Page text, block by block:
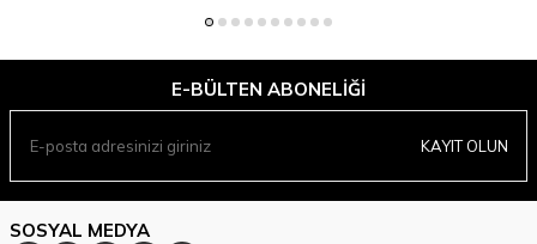
E-BÜLTEN ABONELIĞI
KAYIT OLUN
SOSYAL MEDYA